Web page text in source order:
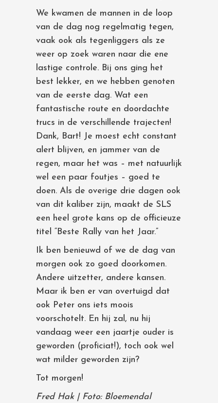
We kwamen de mannen in de loop
van de dag nog regelmatig tegen,
vaak ook als tegenliggers als ze
weer op zoek waren naar die ene
lastige controle. Bij ons ging het
best lekker, en we hebben genoten
van de eerste dag. Wat een
fantastische route en doordachte
trucs in de verschillende trajecten!
Dank, Bart! Je moest echt constant
alert blijven, en jammer van de
regen, maar het was – met natuurlijk
wel een paar foutjes – goed te
doen. Als de overige drie dagen ook
van dit kaliber zijn, maakt de SLS
een heel grote kans op de officieuze
titel “Beste Rally van het Jaar.”
Ik ben benieuwd of we de dag van
morgen ook zo goed doorkomen.
Andere uitzetter, andere kansen.
Maar ik ben er van overtuigd dat
ook Peter ons iets moois
voorschotelt. En hij zal, nu hij
vandaag weer een jaartje ouder is
geworden (proficiat!), toch ook wel
wat milder geworden zijn?
Tot morgen!
Fred Hak | Foto: Bloemendal